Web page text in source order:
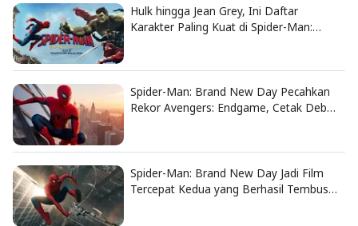
Hulk hingga Jean Grey, Ini Daftar
Karakter Paling Kuat di Spider-Man:
Spider-Man: Brand New Day Pecahkan
Rekor Avengers: Endgame, Cetak Debut
Spider-Man: Brand New Day Jadi Film
Tercepat Kedua yang Berhasil Tembus